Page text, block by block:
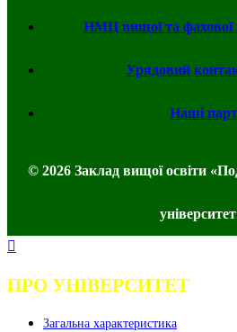
НМЦ вищої та фахової
Урядовий
Наші
© 2026 Заклад вищої освіти
ПРО УНІВЕРСИТЕТ
Загальна характеристика